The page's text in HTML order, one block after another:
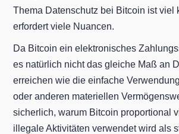
Thema Datenschutz bei Bitcoin ist viel
erfordert viele Nuancen.
Da Bitcoin ein elektronisches
es natürlich nicht das gleiche Maß an
erreichen wie die einfache
oder anderen materiellen
sicherlich, warum Bitcoin proportional
illegale Aktivitäten verwendet wird als